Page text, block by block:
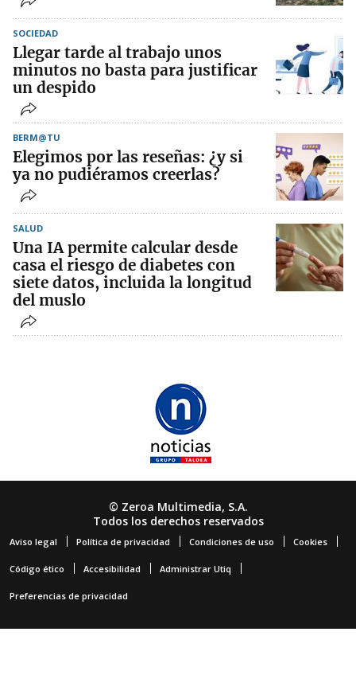
SOCIEDAD
Llegar tarde al trabajo unos
minutos no basta para justificar
un despido
BERM@TU
Elegimos por las reseñas: ¿y si
ya no pudiéramos creerlas?
SALUD
Una IA permite calcular desde
casa el riesgo de diabetes con
siete datos, incluida la longitud
del muslo
© Zeroa Multimedia, S.A.
Todos los derechos reservados
Aviso legal Política de privacidad Condiciones de uso Cookies
Código ético Accesibilidad Administrar Utiq
Preferencias de privacidad